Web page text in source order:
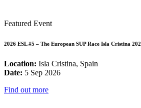
Featured Event
2026 ESL #5 – The European SUP Race Isla Cristina
Location: Isla Cristina, Spain
Date: 5 Sep 2026
Find out more